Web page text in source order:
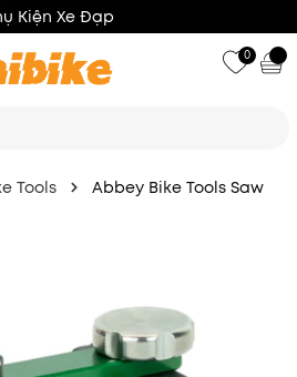
Kiện Xe Đạp
0
Tools
Abbey Bike Tools Saw